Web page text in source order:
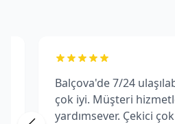
Balçova'de 7/24
çok iyi. Müşteri
yardımsever. Çekici